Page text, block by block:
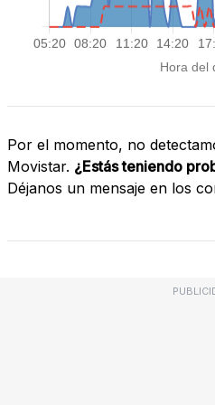
Por el momento, no
Movistar. ¿Estás teniendo
Déjanos un mensaje en los